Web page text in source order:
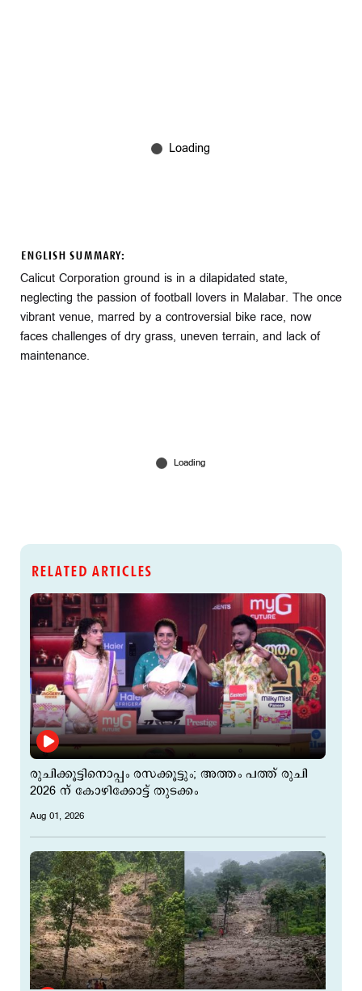
ENGLISH SUMMARY:
Calicut Corporation ground is in a dilapidated state,
neglecting the passion of football lovers in Malabar. The once
vibrant venue, marred by a controversial bike race, now
faces challenges of dry grass, uneven terrain, and lack of
maintenance.
RELATED ARTICLES
രുചിക്കൂട്ടിനൊപ്പം രസക്കൂട്ടും; അത്തം പത്ത് രുചി
2026 ന് കോഴിക്കോട്ട് തുടക്കം
Aug 01, 2026